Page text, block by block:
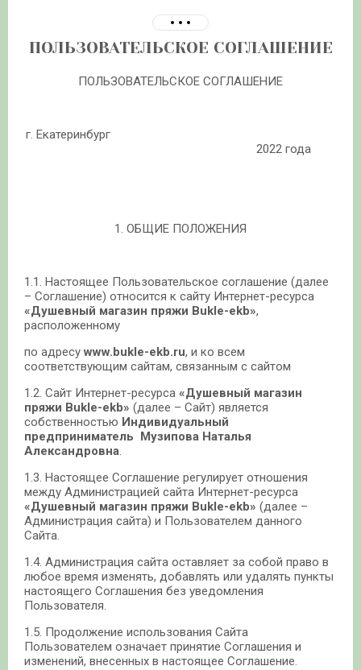
ПОЛЬЗОВАТЕЛЬСКОЕ СОГЛАШЕНИЕ
ПОЛЬЗОВАТЕЛЬСКОЕ СОГЛАШЕНИЕ
г. Екатеринбург
2022 года
1. ОБЩИЕ ПОЛОЖЕНИЯ
1.1. Настоящее Пользовательское соглашение (далее
– Соглашение) относится к сайту Интернет-ресурса
«Душевный магазин пряжи Bukle-ekb»,
расположенному
по адресуwww.bukle-ekb.ru, и ко всем
соответствующим сайтам, связанным с сайтом
1.2. Сайт Интернет-ресурса «Душевный магазин
пряжи Bukle-ekb» (далее – Сайт) является
собственностью Индивидуальный
предприниматель Музипова Наталья
Александровна.
1.3. Настоящее Соглашение регулирует отношения
между Администрацией сайта Интернет-ресурса
«Душевный магазин пряжи Bukle-ekb» (далее –
Администрация сайта) и Пользователем данного
Сайта.
1.4. Администрация сайта оставляет за собой право в
любое время изменять, добавлять или удалять пункты
настоящего Соглашения без уведомления
Пользователя.
1.5. Продолжение использования Сайта
Пользователем означает принятие Соглашения и
изменений, внесенных в настоящее Соглашение.